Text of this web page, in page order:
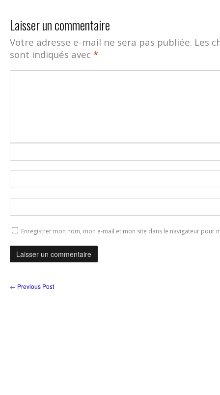
Laisser un commentaire
Votre adresse e-mail ne sera pas publiée. Les
sont indiqués avec *
Enregistrer mon nom, mon e-mail et mon site dans le navigateur pour
← Previous Post